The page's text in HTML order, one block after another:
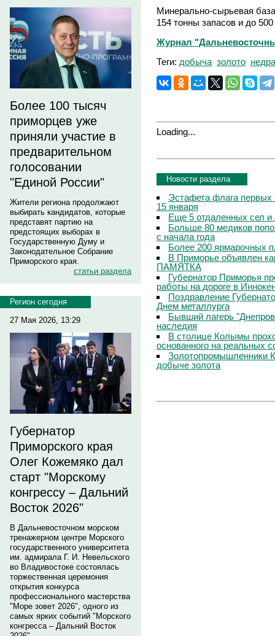
Более 100 тысяч
приморцев уже
приняли участие в
предварительном
голосовании
"Единой России"
Жители региона продолжают
выбирать кандидатов, которые
представят партию на
предстоящих выборах в
Государственную Думу и
Законодательное Собрание
Приморского края.
статьи раздела
Регион сегодня
27 Мая 2026, 13:29
Губернатор
Приморского края
Олег Кожемяко дал
старт "Морскому
конгрессу – Дальний
Восток 2026"
В Дальневосточном морском
тренажерном центре Морского
государственного университета
им. адмирала Г. И. Невельского
во Владивостоке состоялась
торжественная церемония
открытия конкурса
профессионального мастерства
"Море зовет 2026", одного из
самых ярких событий "Морского
конгресса – Дальний Восток
Минерально-сырьевая
154 тонны запасов и до
Журнал
Теги: добыча золото недра
Loading...
Новости раздела
Эстафета флага первых
15 января
Еще 5 отдаленных сел и
Больше 80 медиков
с начала года
Более 200 ярмарочных
В Приморье объявлен
ПАМЯТКА
Губернатор Приморья
работы на дороге в
Поздравление
Днем металлурга
Бывший лагерь
наследия
В столице Колымы
основанного на реальных
Золотопромышленники
добыче золота